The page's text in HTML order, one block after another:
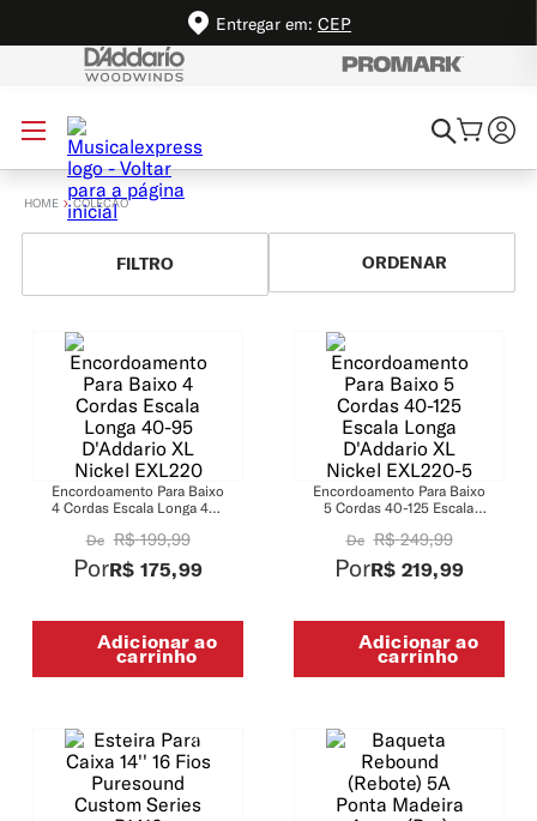
Entregar em: CEP
HOME COLEÇÃO
Encordoamento Para Baixo
4 Cordas Escala Longa 40-
EXL220
De R$ 199,99
PorR$ 175,99
Adicionar ao
carrinho
Encordoamento Para Baixo
5 Cordas 40-125 Escala
EXL220-5
De R$ 249,99
PorR$ 219,99
Adicionar ao
carrinho
-12%